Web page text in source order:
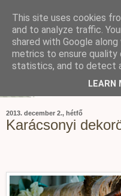
2013. december 2., hétfő
Karácsonyi
This site uses cookies
and to analyze traffic.
shared with Google
metrics to ensure quality
statistics, and to detect
LEARN